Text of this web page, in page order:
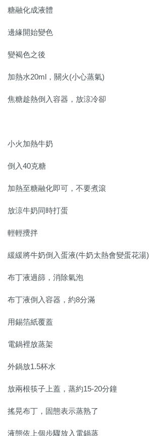
糖融化成液體
邊緣開始變色
變褐色之後
加熱水20ml，關火(小心蒸氣)
焦糖趁熱倒入容器，放涼冷卻
小火加熱牛奶
倒入40克糖
加熱至糖融化即可，不要煮滾
放涼牛奶同時打蛋
輕輕攪拌
緩緩將牛奶倒入蛋液(牛奶太熱會變蛋花湯)
布丁液過篩，消除氣泡
布丁液倒入容器，約8分滿
用錫箔紙覆蓋
電鍋裡放蒸架
外鍋放1.5杯水
放兩根筷子上蓋，蒸約15-20分鐘
搖晃布丁，固態表示蒸熟了
液態依上個步驟放入電鍋蒸